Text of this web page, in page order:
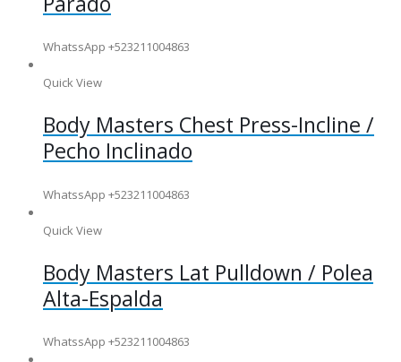
WhatssApp +523211004863
Quick View
Body Masters Chest Press-Incline /
Pecho Inclinado
WhatssApp +523211004863
Quick View
Body Masters Lat Pulldown / Polea
Alta-Espalda
WhatssApp +523211004863